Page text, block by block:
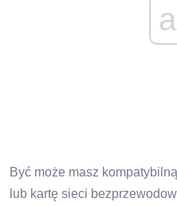
Być może masz
lub kartę sieci